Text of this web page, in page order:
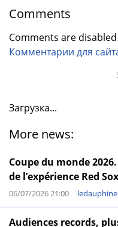
Comments
Comments are disabled
Комментарии для
Загрузка...
More news:
Coupe du monde
de l’expérience Red
06/07/2026 21:00
Audiences records,